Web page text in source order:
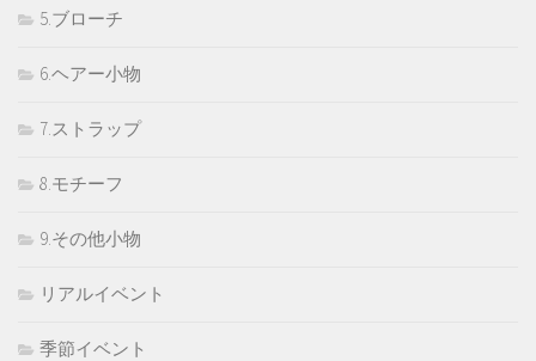
5.ブローチ
6.ヘアー小物
7.ストラップ
8.モチーフ
9.その他小物
リアルイベント
季節イベント